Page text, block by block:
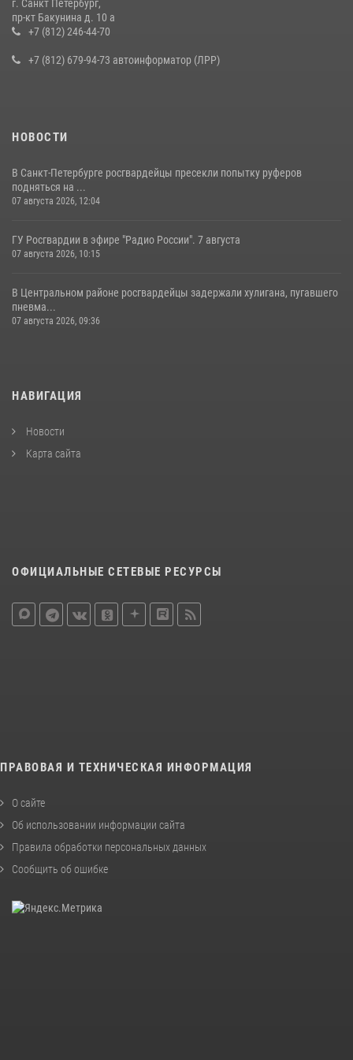
В Ленобласти сотрудники Росгвардии провели встречу с
воспитанниками детского клуба «Умные каникулы»
г. Санкт Петербург,
пр-кт Бакунина д. 10 а
+7 (812) 246-44-70
+7 (812) 679-94-73 автоинформатор (ЛРР)
НОВОСТИ
В Санкт-Петербурге росгвардейцы пресекли попытку руферов
подняться на ...
07 августа 2026, 12:04
ГУ Росгвардии в эфире "Радио России". 7 августа
07 августа 2026, 10:15
В Центральном районе росгвардейцы задержали хулигана, пугавшего
пневма...
07 августа 2026, 09:36
НАВИГАЦИЯ
Новости
Карта сайта
ОФИЦИАЛЬНЫЕ СЕТЕВЫЕ РЕСУРСЫ
ПРАВОВАЯ И ТЕХНИЧЕСКАЯ ИНФОРМАЦИЯ
О сайте
Об использовании информации сайта
Правила обработки персональных данных
Сообщить об ошибке